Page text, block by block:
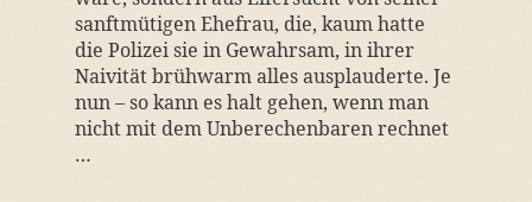
sanftmütigen Ehefrau, die, kaum hatte
die Polizei sie in Gewahrsam, in ihrer
Naivität brühwarm alles ausplauderte. Je
nun – so kann es halt gehen, wenn man
nicht mit dem Unberechenbaren rechnet
…